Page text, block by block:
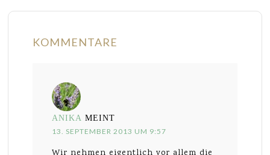
KOMMENTARE
ANIKA MEINT
13. SEPTEMBER 2013 UM 9:57